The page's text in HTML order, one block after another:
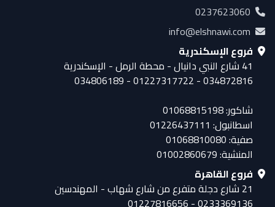
0237623060
info@elshnawi.com
فروع الإسكندرية
41 شارع النبي دانيال - محطة الرمل - الإسكندرية
034872816 - 01227317722 - 034806189
شاكور: 01068815198
اسطانبول: 01226437111
صفية: 01068810080
المنشية: 01002860679
فروع القاهرة
21 شارع دجلة متفرع من شارع شهاب - المهندسين
0233369136 - 01227816656